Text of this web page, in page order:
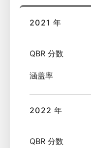
2021 年
QBR 分数
涵盖率
2022 年
QBR 分数